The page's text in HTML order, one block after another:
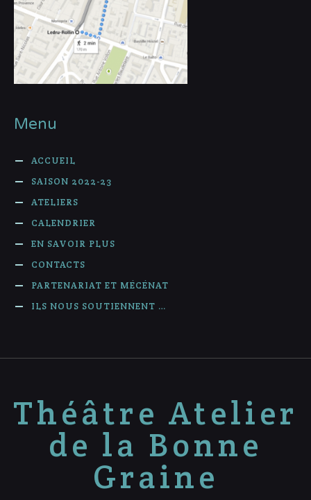
Menu
ACCUEIL
SAISON 2022-23
ATELIERS
CALENDRIER
EN SAVOIR PLUS
CONTACTS
PARTENARIAT ET MÉCÉNAT
ILS NOUS SOUTIENNENT …
Théâtre Atelier
de la Bonne
Graine